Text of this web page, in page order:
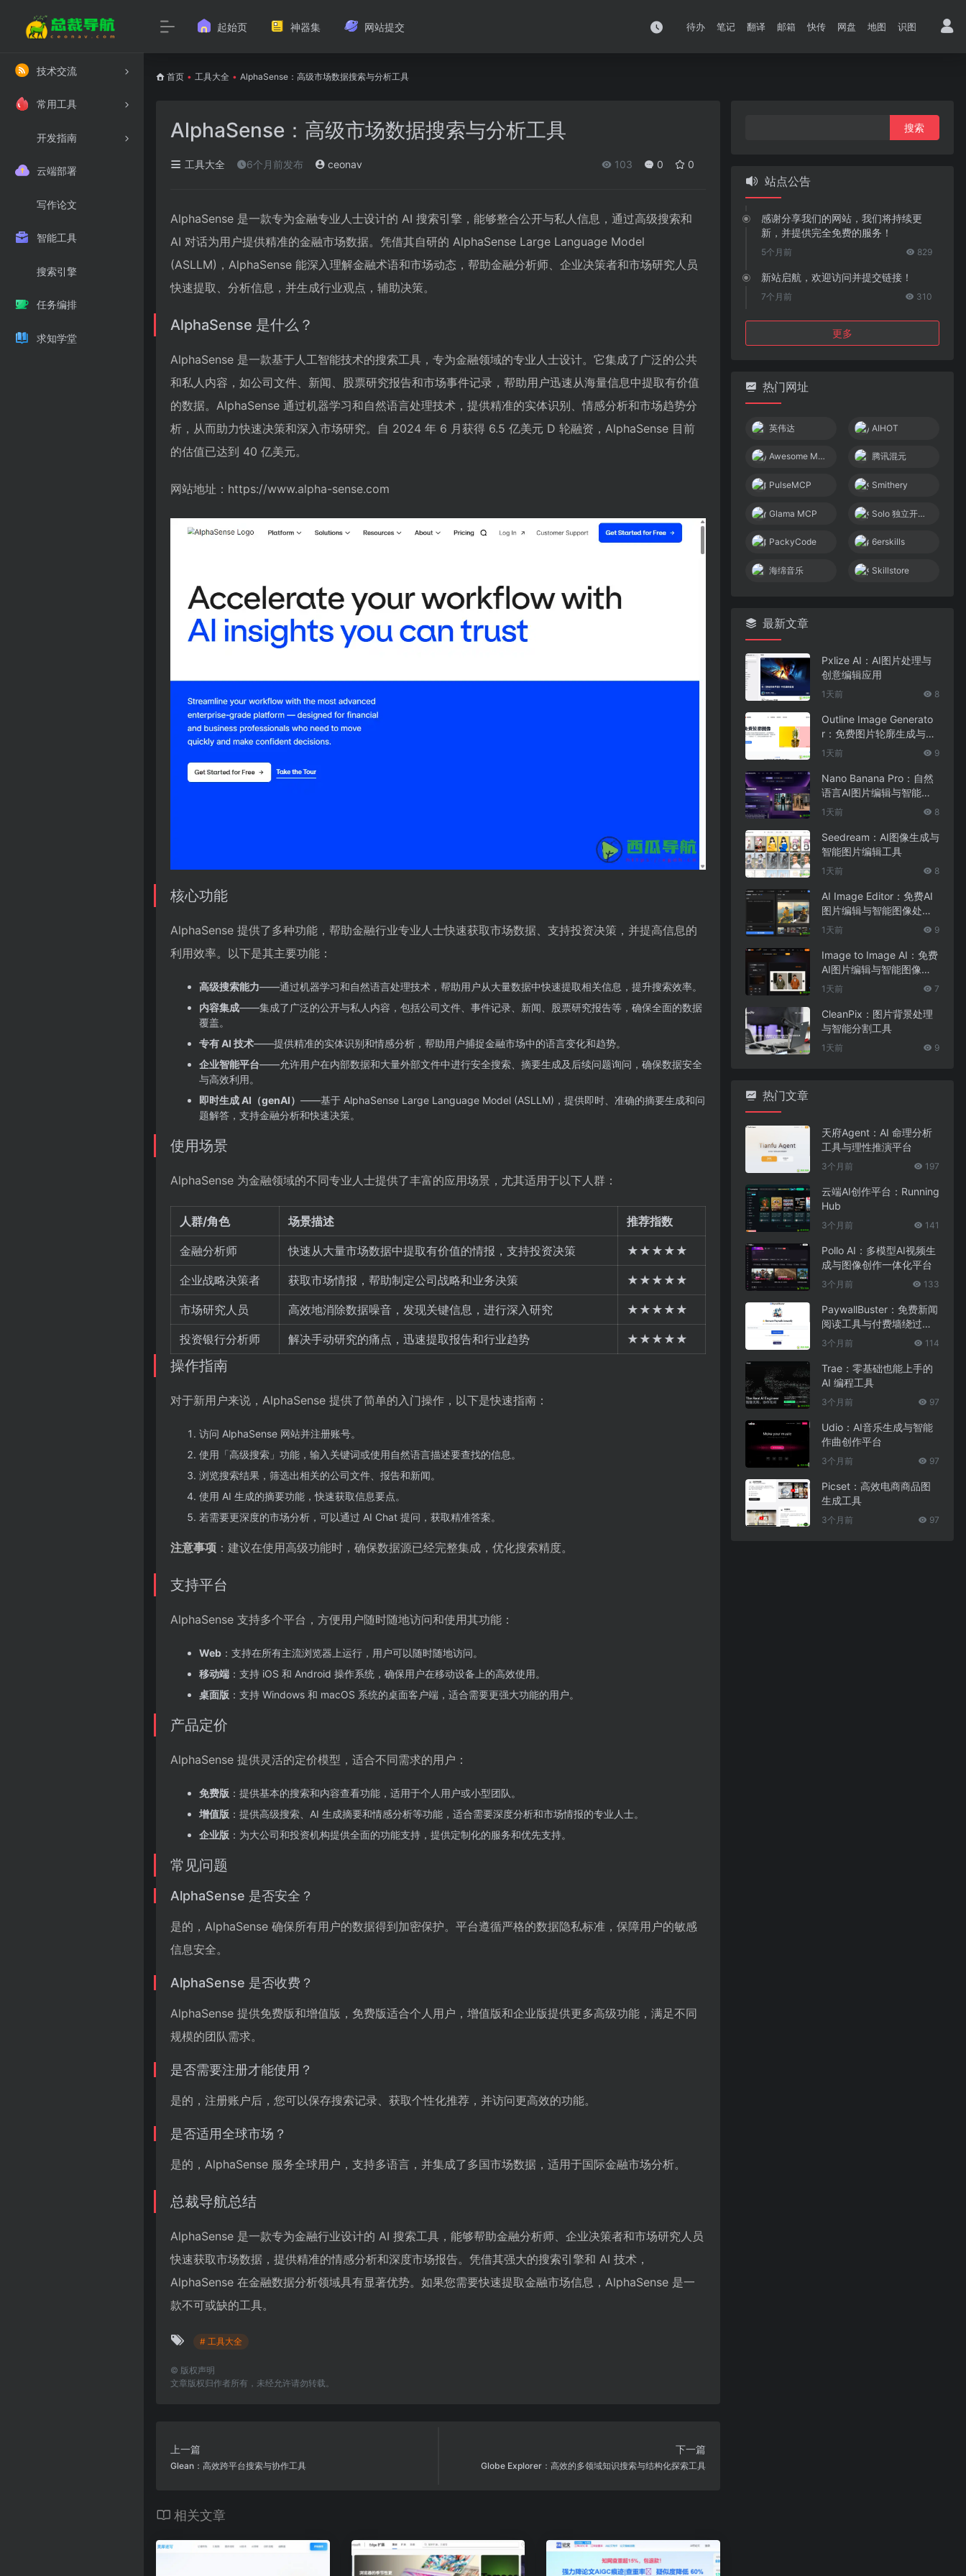
技术交流
常用工具
开发指南
云端部署
写作论文
智能工具
搜索引擎
任务编排
求知学堂
起始页 神器集 网站提交 待办 笔记 翻译 邮箱 快传 网盘 地图 识图
首页 • 工具大全 • AlphaSense：高级市场数据搜索与分析工具
AlphaSense：高级市场数据搜索与分析工具
工具大全 6个月前发布 ceonav 103 0 0
AlphaSense 是一款专为金融专业人士设计的 AI 搜索引擎，能够整合公开与私人信息，通过高级搜索和
AI 对话为用户提供精准的金融市场数据。凭借其自研的 AlphaSense Large Language Model
(ASLLM)，AlphaSense 能深入理解金融术语和市场动态，帮助金融分析师、企业决策者和市场研究人员
快速提取、分析信息，并生成行业观点，辅助决策。
AlphaSense 是什么？
AlphaSense 是一款基于人工智能技术的搜索工具，专为金融领域的专业人士设计。它集成了广泛的公共
和私人内容，如公司文件、新闻、股票研究报告和市场事件记录，帮助用户迅速从海量信息中提取有价值
的数据。AlphaSense 通过机器学习和自然语言处理技术，提供精准的实体识别、情感分析和市场趋势分
析，从而助力快速决策和深入市场研究。自 2024 年 6 月获得 6.5 亿美元 D 轮融资，AlphaSense 目前
的估值已达到 40 亿美元。
网站地址：https://www.alpha-sense.com
核心功能
AlphaSense 提供了多种功能，帮助金融行业专业人士快速获取市场数据、支持投资决策，并提高信息的
利用效率。以下是其主要功能：
高级搜索能力——通过机器学习和自然语言处理技术，帮助用户从大量数据中快速提取相关信息，提升搜索效率。
内容集成——集成了广泛的公开与私人内容，包括公司文件、事件记录、新闻、股票研究报告等，确保全面的数据
覆盖。
专有 AI 技术——提供精准的实体识别和情感分析，帮助用户捕捉金融市场中的语言变化和趋势。
企业智能平台——允许用户在内部数据和大量外部文件中进行安全搜索、摘要生成及后续问题询问，确保数据安全
与高效利用。
即时生成 AI（genAI） ——基于 AlphaSense Large Language Model (ASLLM)，提供即时、准确的摘要生成和问
题解答，支持金融分析和快速决策。
使用场景
AlphaSense 为金融领域的不同专业人士提供了丰富的应用场景，尤其适用于以下人群：
人群/角色 场景描述 推荐指数
金融分析师 快速从大量市场数据中提取有价值的情报，支持投资决策 ★★★★★
企业战略决策者 获取市场情报，帮助制定公司战略和业务决策 ★★★★★
市场研究人员 高效地消除数据噪音，发现关键信息，进行深入研究 ★★★★★
投资银行分析师 解决手动研究的痛点，迅速提取报告和行业趋势 ★★★★★
操作指南
对于新用户来说，AlphaSense 提供了简单的入门操作，以下是快速指南：
访问 AlphaSense 网站并注册账号。
使用「高级搜索」功能，输入关键词或使用自然语言描述要查找的信息。
浏览搜索结果，筛选出相关的公司文件、报告和新闻。
使用 AI 生成的摘要功能，快速获取信息要点。
若需要更深度的市场分析，可以通过 AI Chat 提问，获取精准答案。
注意事项 ：建议在使用高级功能时，确保数据源已经完整集成，优化搜索精度。
支持平台
AlphaSense 支持多个平台，方便用户随时随地访问和使用其功能：
Web ：支持在所有主流浏览器上运行，用户可以随时随地访问。
移动端 ：支持 iOS 和 Android 操作系统，确保用户在移动设备上的高效使用。
桌面版 ：支持 Windows 和 macOS 系统的桌面客户端，适合需要更强大功能的用户。
产品定价
AlphaSense 提供灵活的定价模型，适合不同需求的用户：
免费版 ：提供基本的搜索和内容查看功能，适用于个人用户或小型团队。
增值版 ：提供高级搜索、AI 生成摘要和情感分析等功能，适合需要深度分析和市场情报的专业人士。
企业版 ：为大公司和投资机构提供全面的功能支持，提供定制化的服务和优先支持。
常见问题
AlphaSense 是否安全？
是的，AlphaSense 确保所有用户的数据得到加密保护。平台遵循严格的数据隐私标准，保障用户的敏感
信息安全。
AlphaSense 是否收费？
AlphaSense 提供免费版和增值版，免费版适合个人用户，增值版和企业版提供更多高级功能，满足不同
规模的团队需求。
是否需要注册才能使用？
是的，注册账户后，您可以保存搜索记录、获取个性化推荐，并访问更高效的功能。
是否适用全球市场？
是的，AlphaSense 服务全球用户，支持多语言，并集成了多国市场数据，适用于国际金融市场分析。
总裁导航总结
AlphaSense 是一款专为金融行业设计的 AI 搜索工具，能够帮助金融分析师、企业决策者和市场研究人员
快速获取市场数据，提供精准的情感分析和深度市场报告。凭借其强大的搜索引擎和 AI 技术，
AlphaSense 在金融数据分析领域具有显著优势。如果您需要快速提取金融市场信息，AlphaSense 是一
款不可或缺的工具。
# 工具大全
© 版权声明
文章版权归作者所有，未经允许请勿转载。
上一篇
Glean：高效跨平台搜索与协作工具
下一篇
Globe Explorer：高效的多领域知识搜索与结构化探索工具
相关文章
站点公告
感谢分享我们的网站，我们将持续更
新，并提供完全免费的服务！
5个月前 829
新站启航，欢迎访问并提交链接！
7个月前 310
更多
热门网址
英伟达 AIHOT
Awesome MCP Servers 腾讯混元
PulseMCP Smithery
Glama MCP Solo 独立开发者社区
PackyCode 6erskills
海绵音乐 Skillstore
最新文章
Pxlize AI：AI图片处理与
创意编辑应用
1天前 8
Outline Image Generato
r：免费图片轮廓生成与在
线图像编辑工具
1天前 9
Nano Banana Pro：自然
语言AI图片编辑与智能图
像处理工具
1天前 8
Seedream：AI图像生成与
智能图片编辑工具
1天前 8
AI Image Editor：免费AI
图片编辑与智能图像处理
工具
1天前 9
Image to Image AI：免费
AI图片编辑与智能图像处
理工具
1天前 7
CleanPix：图片背景处理
与智能分割工具
1天前 9
热门文章
天府Agent：AI 命理分析
工具与理性推演平台
3个月前 197
云端AI创作平台：Running
Hub
3个月前 141
Pollo AI：多模型AI视频生
成与图像创作一体化平台
3个月前 133
PaywallBuster：免费新闻
阅读工具与付费墙绕过助
手
3个月前 114
Trae：零基础也能上手的
AI 编程工具
3个月前 97
Udio：AI音乐生成与智能
作曲创作平台
3个月前 97
Picset：高效电商商品图
生成工具
3个月前 97